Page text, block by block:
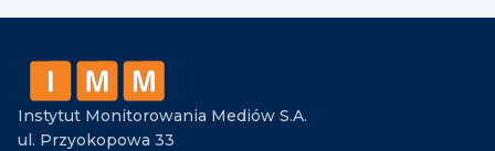
Instytut Monitorowania Mediów S.A.
ul. Przyokopowa 33